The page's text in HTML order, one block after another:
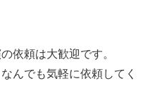
依頼は大歓迎です。
んでも気軽に依頼してく